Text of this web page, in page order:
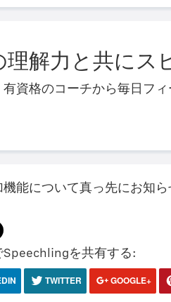
理解力と共にス
資格のコーチから毎日フ
能について真っ先にお知ら
を共有する:
TWITTER GOOGLE+